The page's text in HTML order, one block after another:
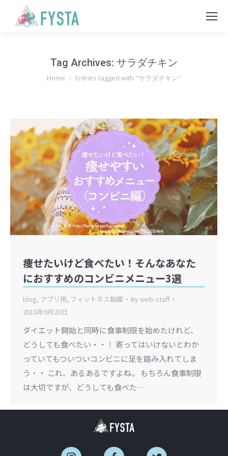
Tag Archives: サラダチキン
You are here:
Home Entries tagged with "サラダチキン"
痩せたいけど食べたい！そんなあなた
におすすめのコンビニメニュー3選
blog, アプリ用, フィットネス動画 Byweb-staff
2018年9月23日
ダイエット開始と同時に食事制限を始めたけれど、
どうしても食べたい・・！ 寄ってはいけないとわか
っていてもついついコンビニに足を踏み入れてしま
う・・ これ、あるあるですよね。 もちろん食事制限
は大切ですが、どうしても食べた…